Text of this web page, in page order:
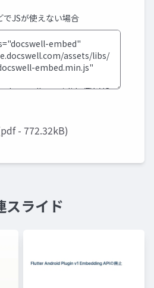
でJSが使えない場合
- 772.32kB)
スライド